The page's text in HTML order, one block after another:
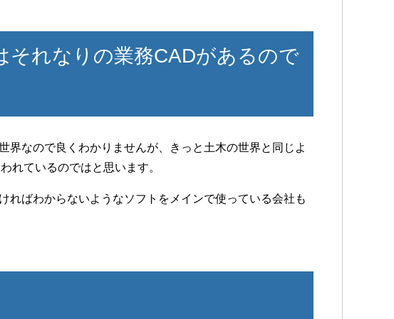
それなりの業務CADがあるので
界なので良くわかりませんが、きっと土木の世界と同じよ
れているのではと思います。
ればわからないようなソフトをメインで使っている会社も